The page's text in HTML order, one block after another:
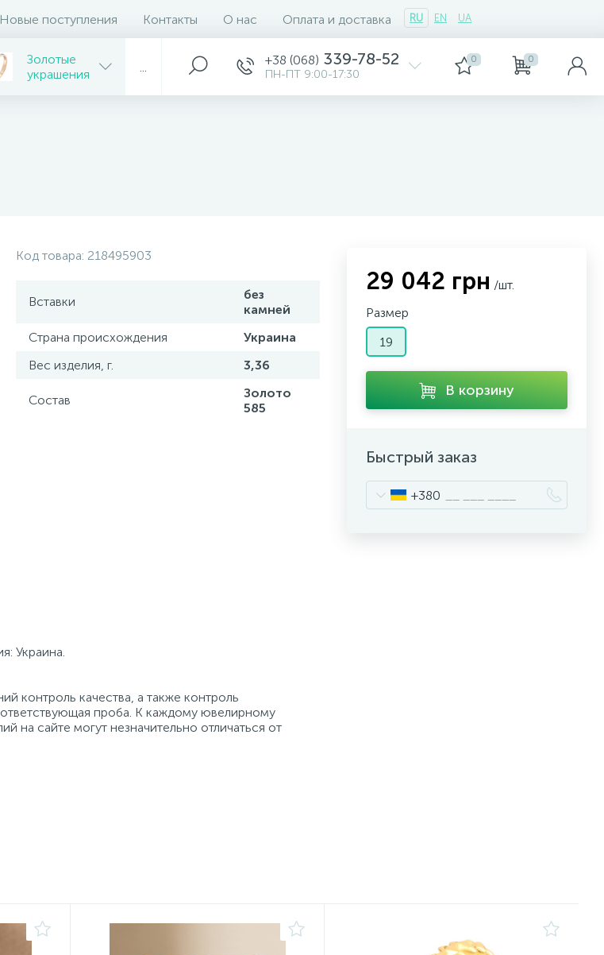
Новые поступления Контакты О нас Оплата и доставка RU EN UA
Золотые
украшения
+38 (068) 339-78-52
ПН-ПТ 9:00-17:30
0 0
Код товара: 218495903
Вставки
без
камней
Страна происхождения
Украина
Вес изделия, г.
3,36
Состав
Золото
585
Украина.
контроль качества, а также контроль
проба. К каждому ювелирному
на сайте могут незначительно отличаться от
29 042 грн /шт.
Размер
19
В корзину
Быстрый заказ
+380